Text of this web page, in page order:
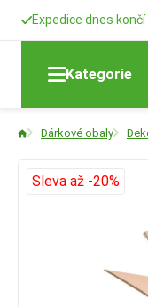
Expedice dnes
Kategorie
Dárkové obaly
Sleva až -20%